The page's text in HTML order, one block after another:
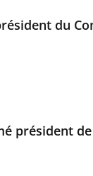
du
président